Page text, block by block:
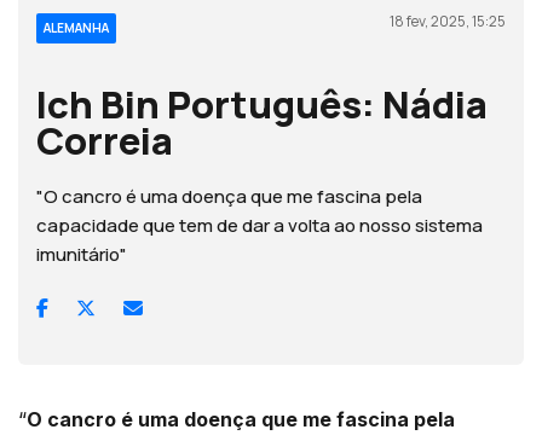
ALEMANHA 18 fev, 2025, 15:25
Ich Bin Português: Nádia
Correia
"O cancro é uma doença que me fascina pela
capacidade que tem de dar a volta ao nosso sistema
imunitário"
“O cancro é uma doença que me fascina pela